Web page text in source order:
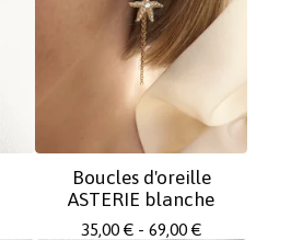
Boucles d'oreille
ASTERIE blanche
35,00 € - 69,00 €